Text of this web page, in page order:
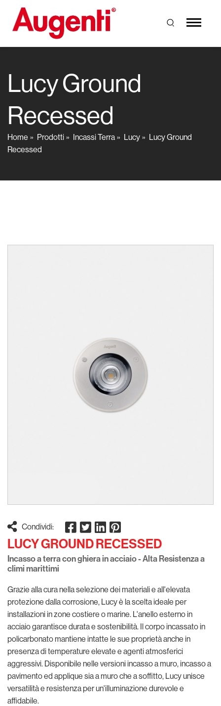
Lucy Ground
Recessed
Home Prodotti Incassi Terra Lucy
Lucy Ground
Recessed
Condividi:
LUCY GROUND RECESSED
Incasso a terra con ghiera in acciaio - Alta Resistenza a
climi marittimi
Grazie alla cura nella selezione dei materiali e all'elevata
protezione dalla corrosione, Lucy è la scelta ideale per
installazioni in zone costiere o marine. L'anello esterno in
acciaio garantisce durata e sostenibilità. Il corpo incassato in
policarbonato mantiene intatte le sue proprietà anche in
presenza di temperature elevate e agenti atmosferici
aggressivi. Disponibile nelle versioni incasso a muro, incasso a
pavimento ed applique sia a muro che a soffitto, Lucy unisce
versatilità e resistenza per un'illuminazione durevole e
affidabile.